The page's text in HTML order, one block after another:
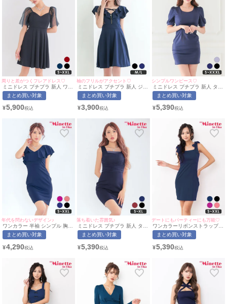
周りと差がつくフレアドレス♡
ミニドレス プチプラ 新人 ワン
ピース オフショル フレア シア
ー シアー袖 ドット柄 低身長
イビー キャバドレス (きぃぃり
myMinette/マイミネット
まとめ買い対象
¥5,900
袖のフリルがアクセント♡
ミニドレス プチプラ 新人 ジッ
プ ワンピース セクシー 半袖
低身長 谷間 スナック パール
ス (ひなたまる着用/M~Lサイズ
まとめ買い対象
¥3,900
シンプルワンピース♡
ミニドレス プチプラ 新人 タイ
ト ワンピース 半袖 低身長 胸
元隠し スナック 同伴 ネイビー
用/S~XXXLサイズ対応) |
まとめ買い対象
¥5,390
年代を問わないデザイン♪
ワンカラー 半袖 シンプル 胸元
フリル ミニ タイトドレス (Sサ
イズ〜XXLサイズ)(ちぴたん/キ
イミネット]
まとめ買い対象
¥4,290
落ち着いた雰囲気♪
ミニドレス プチプラ 新人 タイ
ト セクシー ラウンジ ノースリ
ーブ シアー 低身長 胸元隠し
ビー キャバドレス (ちぴたん着
まとめ買い対象
¥5,390
デートにもパーティーにも万能♡
ワンカラーリボンストラップノ
ースリーブシンプルタイトミニ
ドレス(Sサイズ～XXLサイズ)
[myMinette/マイミネット]
まとめ買い対象
¥5,390